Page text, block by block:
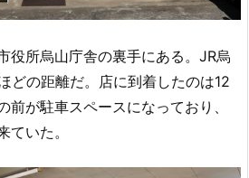
役所烏山庁舎の裏手にある。JR烏
どの距離だ。店に到着したのは12
前が駐車スペースになっており、
ていた。